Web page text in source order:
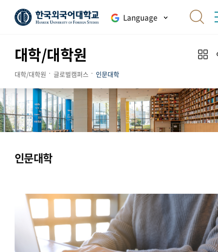
Language
대학/대학원
대학/대학원 글로벌캠퍼스 인문대학
인문대학